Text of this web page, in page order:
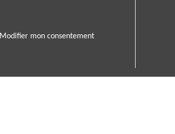
Modifier mon consentement